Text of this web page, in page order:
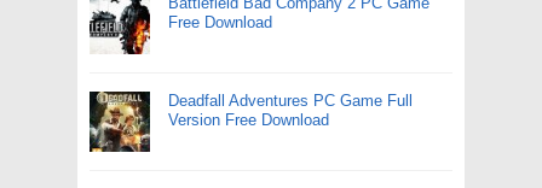
Free Download
Deadfall Adventures PC Game Full
Version Free Download